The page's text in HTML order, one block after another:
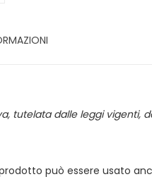
tutelata dalle leggi
può essere usato